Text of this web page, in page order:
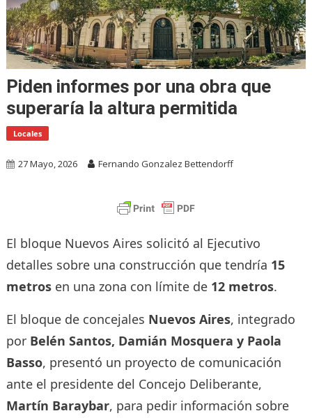
Piden informes por una obra que
superaría la altura permitida
Locales
27 Mayo, 2026 Fernando Gonzalez Bettendorff
El bloque Nuevos Aires solicitó al Ejecutivo
detalles sobre una construcción que tendría 15
metrosen una zona con límite de 12 metros.
El bloque de concejales Nuevos Aires, integrado
por Belén Santos, Damián Mosquera y Paola
Basso, presentó un proyecto de comunicación
ante el presidente del Concejo Deliberante,
Martín Baraybar, para pedir información sobre